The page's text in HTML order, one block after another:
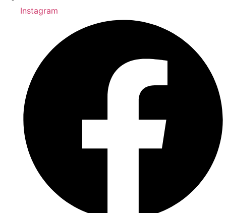
Instagram